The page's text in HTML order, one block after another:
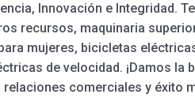
Innovación e Integridad.
recursos, maquinaria
mujeres, bicicletas
de velocidad. ¡Damos la
comerciales y éxito